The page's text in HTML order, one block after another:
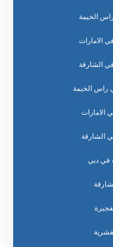
الخيمة
الامارات
الشارقة
راس الخيمة
الشارقة
في دبي